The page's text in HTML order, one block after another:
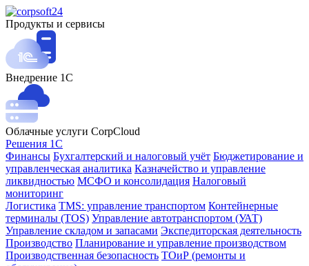
Продукты и сервисы
Внедрение 1С
Облачные услуги CorpCloud
Решения 1С
Финансы Бухгалтерский и налоговый учёт Бюджетирование и
управленческая аналитика Казначейство и управление
ликвидностью МСФО и консолидация Налоговый
мониторинг
Логистика TMS: управление транспортом Контейнерные
терминалы (TOS) Управление автотранспортом (УАТ)
Управление складом и запасами Экспедиторская деятельность
Производство Планирование и управление производством
Производственная безопасность ТОиР (ремонты и